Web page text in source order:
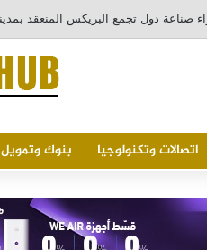
باعتماد عالمي جديد
اتصالات وتكنولوجيا بنوك وتمويل